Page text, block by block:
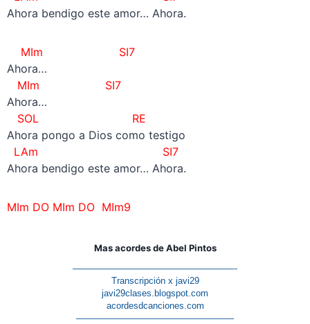
Ahora bendigo este amor… Ahora.
MIm
SI7
Ahora…
MIm
SI7
Ahora…
SOL RE
Ahora pongo a Dios como testigo
LAm SI7
Ahora bendigo este amor… Ahora.
MIm DO MIm DO MIm9
Mas acordes de Abel Pintos
——————————————————-
Transcripción x javi29
javi29clases.blogspot.com
acordesdcanciones.com
—————————————————–